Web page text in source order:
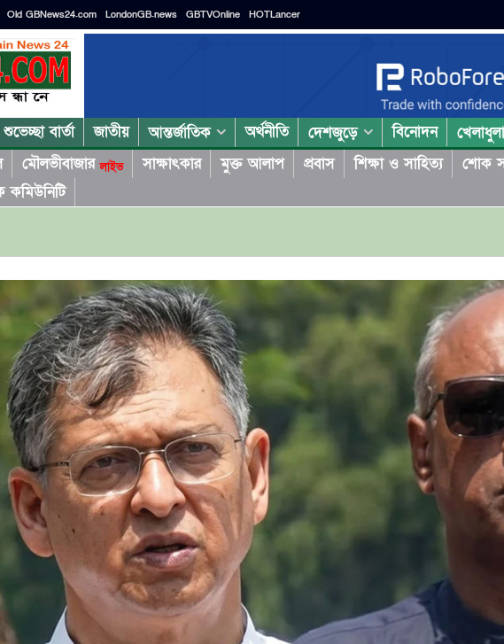
Old GBNews24.com LondonGB.news GBTVOnline HOTLancer
শুভেচ্ছা বার্তা জাতীয় আন্তর্জাতিক অর্থনীতি দেশজুড়ে বিনোদন
মৌলভীবাজারলাইভ সাক্ষাৎকার মুক্ত আলাপ প্রবাস শিক্ষা ও সাহিত্য শোক
কমিউনিটি